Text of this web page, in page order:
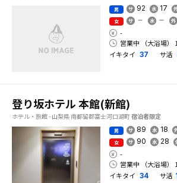
男 92 17
女
-
営業中 （大浴場）
イキタイ 37 サ活
登り坂ホテル 本館(新館)
ホテル・旅館 - 山梨県 南都留郡富士河口湖町宿泊者限定
男 89 18
女 90 28
-
営業中 （大浴場）
イキタイ 34 サ活